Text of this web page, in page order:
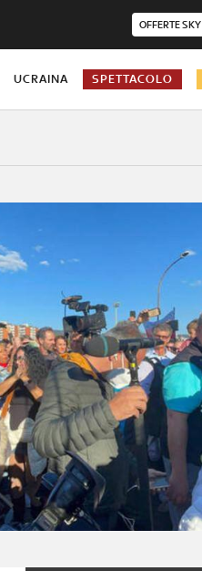
OFFERTE SKY
UCRAINA SPETTACOLO